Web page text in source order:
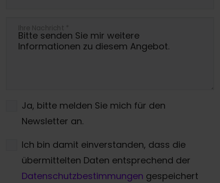
Ihre Nachricht *
Ja, bitte melden Sie mich für den
Newsletter an.
Ich bin damit einverstanden, dass die
übermittelten Daten entsprechend der
Datenschutzbestimmungen gespeichert